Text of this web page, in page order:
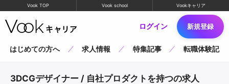
Vook TOP Vook school Vookキャリア
ログイン 新規登録
はじめての方へ 求人情報 特集記事 転職体験記
3DCGデザイナー / 自社プロダクトを持つの求人